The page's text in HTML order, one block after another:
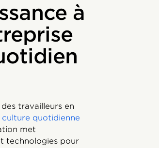
à
travailleurs en
culture quotidienne
met
technologies pour